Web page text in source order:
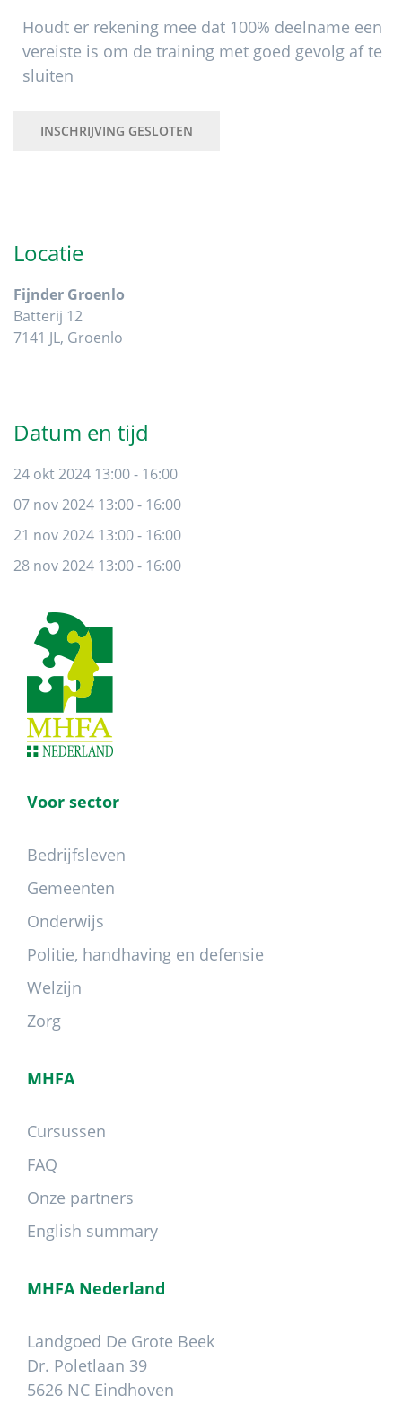
Houdt er rekening mee dat 100% deelname een
vereiste is om de training met goed gevolg af te
sluiten
INSCHRIJVING GESLOTEN
Locatie
Fijnder Groenlo
Batterij 12
7141 JL, Groenlo
Datum en tijd
24 okt 2024 13:00 - 16:00
07 nov 2024 13:00 - 16:00
21 nov 2024 13:00 - 16:00
28 nov 2024 13:00 - 16:00
Footer
Voor sector
Bedrijfsleven
Gemeenten
Onderwijs
Politie, handhaving en defensie
Welzijn
Zorg
MHFA
Cursussen
FAQ
Onze partners
English summary
MHFA Nederland
Landgoed De Grote Beek
Dr. Poletlaan 39
5626 NC Eindhoven